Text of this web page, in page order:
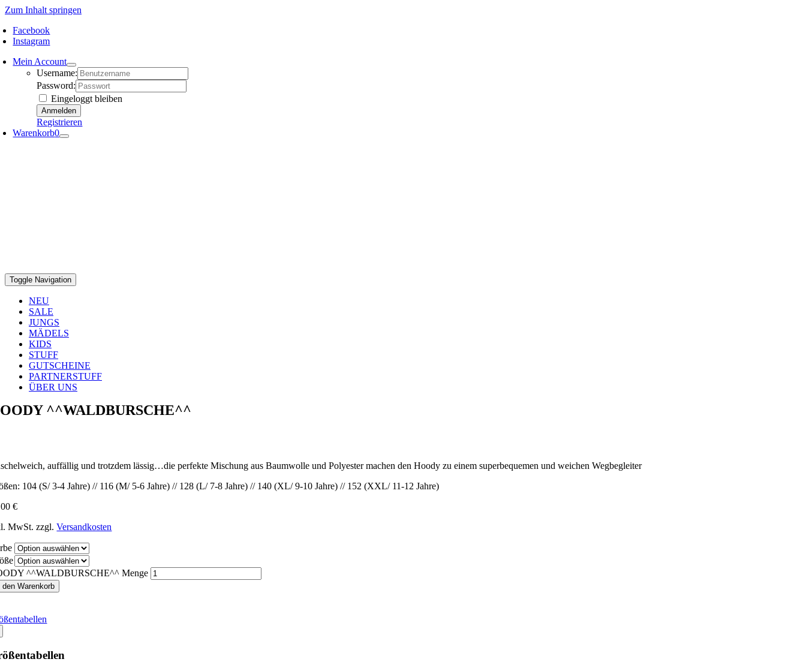
Zum Inhalt springen
Facebook
Instagram
Mein Account
Username:
Password:
Eingeloggt bleiben
Registrieren
Warenkorb0
Toggle Navigation
NEU
SALE
JUNGS
MÄDELS
KIDS
STUFF
GUTSCHEINE
PARTNERSTUFF
ÜBER UNS
^^WALDBURSCHE^^
auffällig und trotzdem lässig…die perfekte Mischung aus Baumwolle und Polyester machen den Hoody zu einem superbequemen und weichen Wegbegleiter
104 (S/ 3-4 Jahre) // 116 (M/ 5-6 Jahre) // 128 (L/ 7-8 Jahre) // 140 (XL/ 9-10 Jahre) // 152 (XXL/ 11-12 Jahre)
€
MwSt. zzgl.Versandkosten
^^WALDBURSCHE^^ Menge
den Warenkorb